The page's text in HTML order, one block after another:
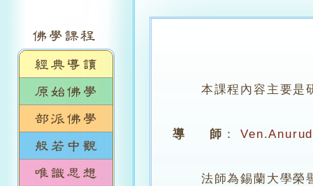
本課程內容主要是
導 師 ：
法師為錫蘭大學榮譽